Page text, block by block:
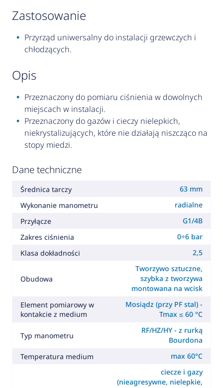
zastosowanie
Przyrząd uniwersalny do instalacji grzewczych i
chłodzących.
opis
Przeznaczony do pomiaru ciśnienia w dowolnych
miejscach w instalacji.
Przeznaczony do gazów i cieczy nielepkich,
niekrystalizujących, które nie działają niszcząco na
stopy miedzi.
Dane techniczne
Średnica tarczy
63 mm
Wykonanie manometru
radialne
Przyłącze
G1/4B
Zakres ciśnienia
0÷6 bar
Klasa dokładności
2,5
Obudowa
Tworzywo sztuczne,
szybka z tworzywa
montowana na wcisk
Element pomiarowy w
kontakcie z medium
Mosiądz (przy PF stal) -
Tmax ≤ 60 °C
Typ manometru
RF/HZ/HY - z rurką
Bourdona
Temperatura medium
max 60°C
ciecze i gazy
(nieagresywne, nielepkie,